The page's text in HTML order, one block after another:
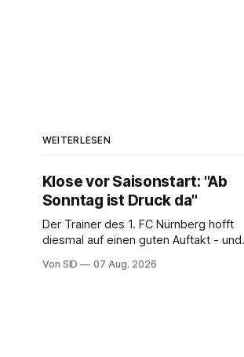
WEITERLESEN
Klose vor Saisonstart: "Ab
Sonntag ist Druck da"
Der Trainer des 1. FC Nürnberg hofft
diesmal auf einen guten Auftakt - und
Von SID 07 Aug. 2026